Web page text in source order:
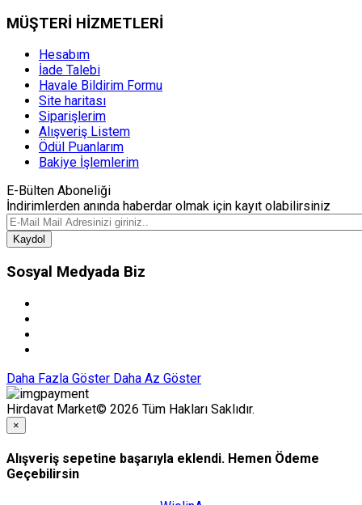
MÜŞTERİ HİZMETLERİ
Hesabım
İade Talebi
Havale Bildirim Formu
Site haritası
Siparişlerim
Alışveriş Listem
Ödül Puanlarım
Bakiye İşlemlerim
E-Bülten Aboneliği
İndirimlerden anında haberdar olmak için kayıt olabilirsiniz
Kaydol
Sosyal Medyada Biz
Daha Fazla Göster Daha Az Göster
Hirdavat Market© 2026 Tüm Hakları Saklıdır.
×
Alışveriş sepetine başarıyla eklendi. Hemen Ödeme
Geçebilirsin